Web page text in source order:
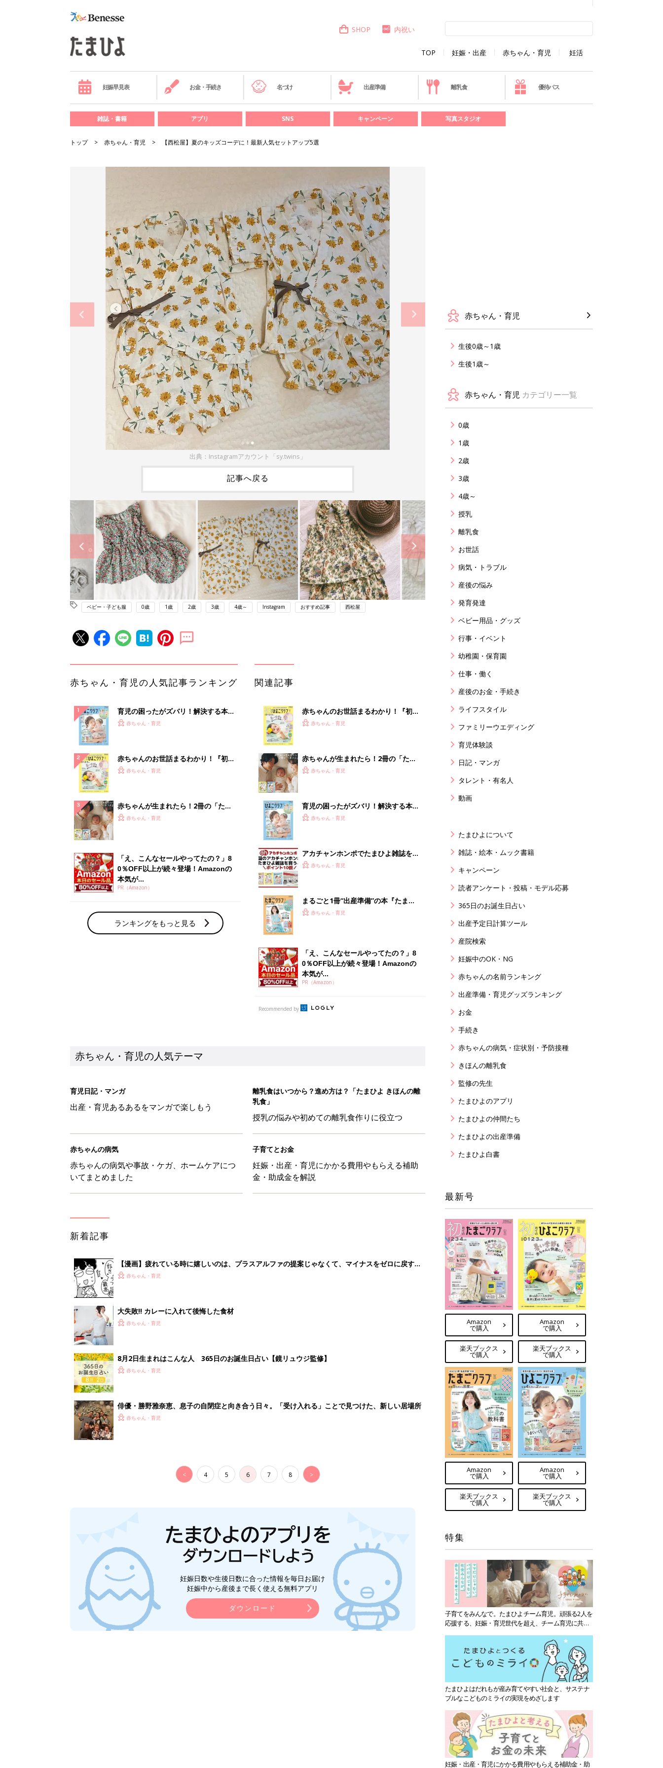
TOP 妊娠・出産 赤ちゃん・育児 妊活
SHOP 内祝い
妊娠早見表 お金・手続き 名づけ 出産準備 離乳食 優待パス
雑誌・書籍 アプリ SNS キャンペーン 写真スタジオ
トップ 赤ちゃん・育児 【西松屋】夏のキッズコーデに！最新人気セットアップ5選
出典：Instagramアカウント「sy.twins」
記事へ戻る
ベビー・子ども服 0歳 1歳 2歳 3歳 4歳～ Instagram おすすめ記事 西松屋
赤ちゃん・育児の人気記事ランキング
育児の困ったがズバリ！解決する本
『ひよこクラブ 夏号』 4カ月～2才
赤ちゃん・育児
赤ちゃんのお世話まるわかり！『初め
てのひよこクラブ 夏号』〈巻頭大特
赤ちゃん・育児
赤ちゃんが生まれたら！2冊の「たま
ひよ」
赤ちゃん・育児
「え、こんなセールやってたの？」8
0％OFF以上が続々登場！Amazonの
本気が...
PR（Amazon）
ランキングをもっと見る
関連記事
赤ちゃんのお世話まるわかり！『初め
てのひよこクラブ 夏号』〈巻頭大特
赤ちゃん・育児
赤ちゃんが生まれたら！2冊の「たま
ひよ」
赤ちゃん・育児
育児の困ったがズバリ！解決する本
『ひよこクラブ 夏号』 4カ月～2才
赤ちゃん・育児
アカチャンホンポでたまひよ雑誌を買
うとポイント10倍【期間限定】
赤ちゃん・育児
まるごと1冊“出産準備”の本『たまご
クラブ 夏号』〈スペシャル大特集〉
赤ちゃん・育児
「え、こんなセールやってたの？」8
0％OFF以上が続々登場！Amazonの
本気が...
PR（Amazon）
Recommended by
赤ちゃん・育児の人気テーマ
育児日記・マンガ
出産・育児あるあるをマンガで楽しもう
離乳食はいつから？進め方は？「たまひよ きほんの離
乳食」
授乳の悩みや初めての離乳食作りに役立つ
赤ちゃんの病気
赤ちゃんの病気や事故・ケガ、ホームケアにつ
いてまとめました
子育てとお金
妊娠・出産・育児にかかる費用やもらえる補助
金・助成金を解説
新着記事
【漫画】疲れている時に嬉しいのは、プラスアルファの提案じゃなくて、マイナスをゼロに戻す手
助け『ふうふう子育て ＃90』
赤ちゃん・育児
大失敗!! カレーに入れて後悔した食材
赤ちゃん・育児
8月2日生まれはこんな人 365日のお誕生日占い【鏡リュウジ監修】
赤ちゃん・育児
俳優・勝野雅奈恵、息子の自閉症と向き合う日々。「受け入れる」ことで見つけた、新しい居場所
赤ちゃん・育児
< 4 5 6 7 8 >
妊娠日数や生後日数に合った情報を毎日お届け
妊娠中から産後まで長く使える無料アプリ
ダウンロード
赤ちゃん・育児
生後0歳～1歳
生後1歳～
赤ちゃん・育児 カテゴリー一覧
0歳
1歳
2歳
3歳
4歳～
授乳
離乳食
お世話
病気・トラブル
産後の悩み
発育発達
ベビー用品・グッズ
行事・イベント
幼稚園・保育園
仕事・働く
産後のお金・手続き
ライフスタイル
ファミリーウエディング
育児体験談
日記・マンガ
タレント・有名人
動画
たまひよについて
雑誌・絵本・ムック書籍
キャンペーン
読者アンケート・投稿・モデル応募
365日のお誕生日占い
出産予定日計算ツール
産院検索
妊娠中のOK・NG
赤ちゃんの名前ランキング
出産準備・育児グッズランキング
お金
手続き
赤ちゃんの病気・症状別・予防接種
きほんの離乳食
監修の先生
たまひよのアプリ
たまひよの仲間たち
たまひよの出産準備
たまひよ白書
最新号
Amazon
で購入
楽天ブックス
で購入
Amazon
で購入
楽天ブックス
で購入
Amazon
で購入
楽天ブックス
で購入
Amazon
で購入
楽天ブックス
で購入
特集
子育てをみんなで。たまひよチーム育児。頑張る2人を
応援する、妊娠・育児世代を超え、チーム育児に共感
たまひよはだれもが産み育てやすい社会と、サステナ
ブルなこどものミライの実現をめざします
妊娠・出産・育児にかかる費用やもらえる補助金・助